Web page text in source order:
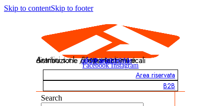
Skip to contentSkip to footer
Aramini s.r.l. / Importazione e distribuzione di strumenti musicali
051 6020011
info@aramini.net
Facebook Instagram
Area riservata
B2B
Search